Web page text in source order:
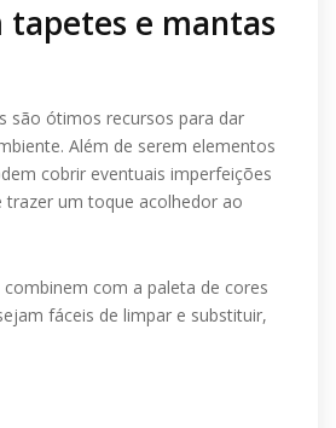
tapetes e mantas
são ótimos recursos para dar
Além de serem elementos
cobrir eventuais imperfeições
um toque acolhedor ao
combinem com a paleta de cores
fáceis de limpar e substituir,